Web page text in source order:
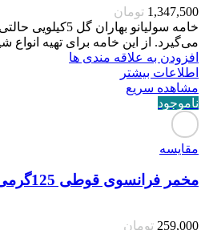
1,347,500 تومان
خامه سولیانو
می‌گیرد. از این خامه برای تهیه انواع
افزودن به علاقه مندی ها
اطلاعات بیشتر
مشاهده سریع
ناموجود
مقایسه
مخمر فرانسوی قوطی 125گرمی
259,000 تومان